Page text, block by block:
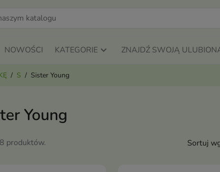
NOWOŚCI KATEGORIE ZNAJDŹ SWOJĄ
S Sister Young
Young
produktów. Sortuj